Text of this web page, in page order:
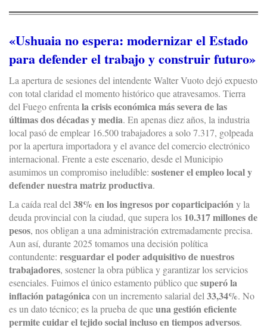
«Ushuaia no espera: modernizar el Estado
para defender el trabajo y construir futuro»
La apertura de sesiones del intendente Walter Vuoto dejó expuesto
con total claridad el momento histórico que atravesamos. Tierra
del Fuego enfrenta la crisis económica más severa de las
últimas dos décadas y media. En apenas diez años, la industria
local pasó de emplear 16.500 trabajadores a solo 7.317, golpeada
por la apertura importadora y el avance del comercio electrónico
internacional. Frente a este escenario, desde el Municipio
asumimos un compromiso ineludible: sostener el empleo local y
defender nuestra matriz productiva.
La caída real del 38% en los ingresos por coparticipacióny la
deuda provincial con la ciudad, que supera los 10.317 millones de
pesos, nos obligan a una administración extremadamente precisa.
Aun así, durante 2025 tomamos una decisión política
contundente: resguardar el poder adquisitivo de nuestros
trabajadores, sostener la obra pública y garantizar los servicios
esenciales. Fuimos el único estamento público quesuperó la
inflación patagónicacon un incremento salarial del 33,34%. No
es un dato técnico; es la prueba de queuna gestión eficiente
permite cuidar el tejido social incluso en tiempos adversos.